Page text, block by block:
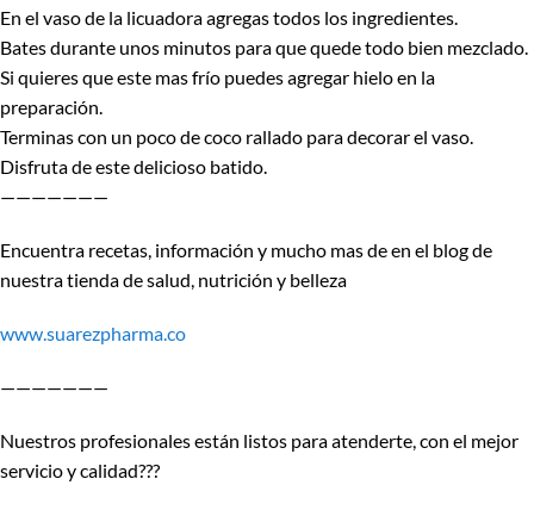
En el vaso de la licuadora agregas todos los ingredientes.
Bates durante unos minutos para que quede todo bien mezclado.
Si quieres que este mas frío puedes agregar hielo en la
preparación.
Terminas con un poco de coco rallado para decorar el vaso.
Disfruta de este delicioso batido.
———————
Encuentra recetas, información y mucho mas de en el blog de
nuestra tienda de salud, nutrición y belleza
www.suarezpharma.co
———————
Nuestros profesionales están listos para atenderte, con el mejor
servicio y calidad??‍?